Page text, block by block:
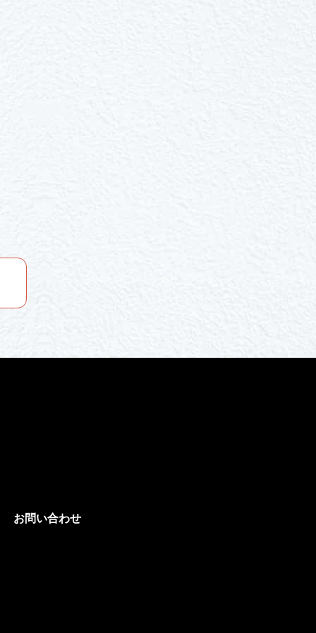
お問い合わせ